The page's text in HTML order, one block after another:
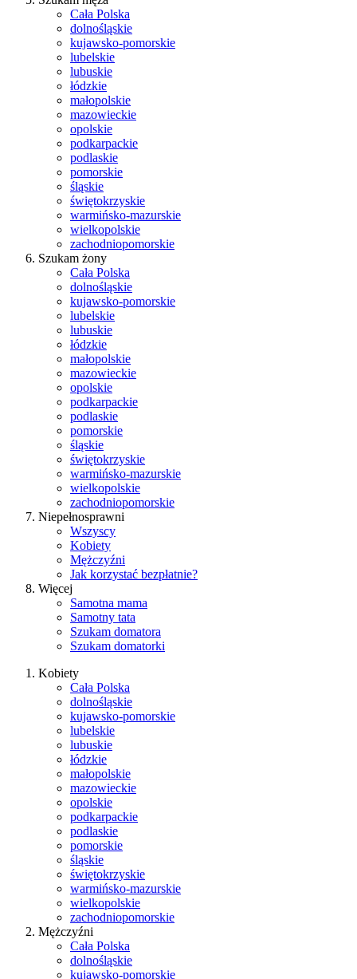
Cała Polska
dolnośląskie
kujawsko-pomorskie
lubelskie
lubuskie
łódzkie
małopolskie
mazowieckie
opolskie
podkarpackie
podlaskie
pomorskie
śląskie
świętokrzyskie
warmińsko-mazurskie
wielkopolskie
zachodniopomorskie
Szukam żony
Cała Polska
dolnośląskie
kujawsko-pomorskie
lubelskie
lubuskie
łódzkie
małopolskie
mazowieckie
opolskie
podkarpackie
podlaskie
pomorskie
śląskie
świętokrzyskie
warmińsko-mazurskie
wielkopolskie
zachodniopomorskie
Niepełnosprawni
Wszyscy
Kobiety
Mężczyźni
Jak korzystać bezpłatnie?
Więcej
Samotna mama
Samotny tata
Szukam domatora
Szukam domatorki
Kobiety
Cała Polska
dolnośląskie
kujawsko-pomorskie
lubelskie
lubuskie
łódzkie
małopolskie
mazowieckie
opolskie
podkarpackie
podlaskie
pomorskie
śląskie
świętokrzyskie
warmińsko-mazurskie
wielkopolskie
zachodniopomorskie
Mężczyźni
Cała Polska
dolnośląskie
kujawsko-pomorskie